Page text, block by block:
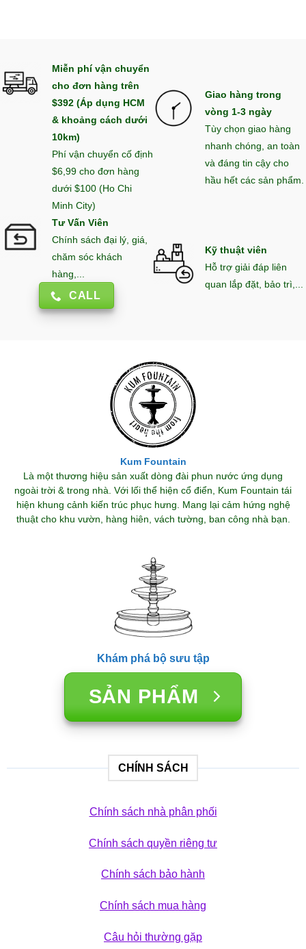
Miễn phí vận chuyển
cho đơn hàng trên
$392 (Áp dụng HCM
& khoảng cách dưới
10km)
Phí vận chuyển cố định
$6,99 cho đơn hàng
dưới $100 (Ho Chi
Minh City)
Giao hàng trong
vòng 1-3 ngày
Tùy chọn giao hàng
nhanh chóng, an toàn
và đáng tin cậy cho
hầu hết các sản phẩm.
Tư Vấn Viên
Chính sách đại lý, giá,
chăm sóc khách
hàng,...
CALL
Kỹ thuật viên
Hỗ trợ giải đáp liên
quan lắp đặt, bảo trì,...
Kum Fountain
Là một thương hiệu sản xuất dòng đài phun nước ứng dụng
ngoài trời & trong nhà. Với lối thể hiện cổ điển, Kum Fountain tái
hiện khung cảnh kiến trúc phục hưng. Mang lại cảm hứng nghệ
thuật cho khu vườn, hàng hiên, vách tường, ban công nhà bạn.
Khám phá bộ sưu tập
SẢN PHẨM
CHÍNH SÁCH
Chính sách nhà phân phối
Chính sách quyền riêng tư
Chính sách bảo hành
Chính sách mua hàng
Câu hỏi thường gặp